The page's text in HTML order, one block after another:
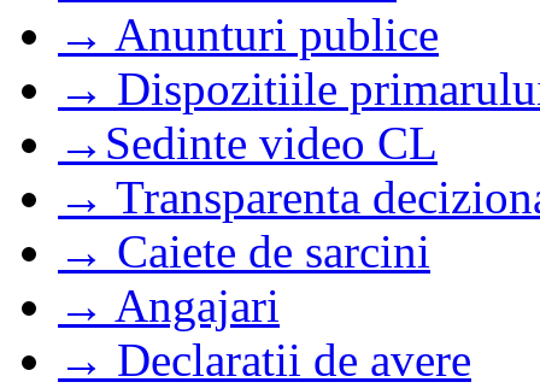
→ Anunturi publice
→ Dispozitiile
→Sedinte video CL
→ Transparenta
→ Caiete de sarcini
→ Angajari
→ Declaratii de avere